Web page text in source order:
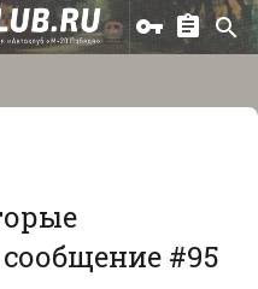
#95